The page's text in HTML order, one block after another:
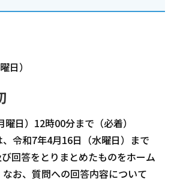
日）
日）12時00分まで（必着）
令和7年4月16日（水曜日）まで
回答をとりまとめたものをホーム
お、質問への回答内容について